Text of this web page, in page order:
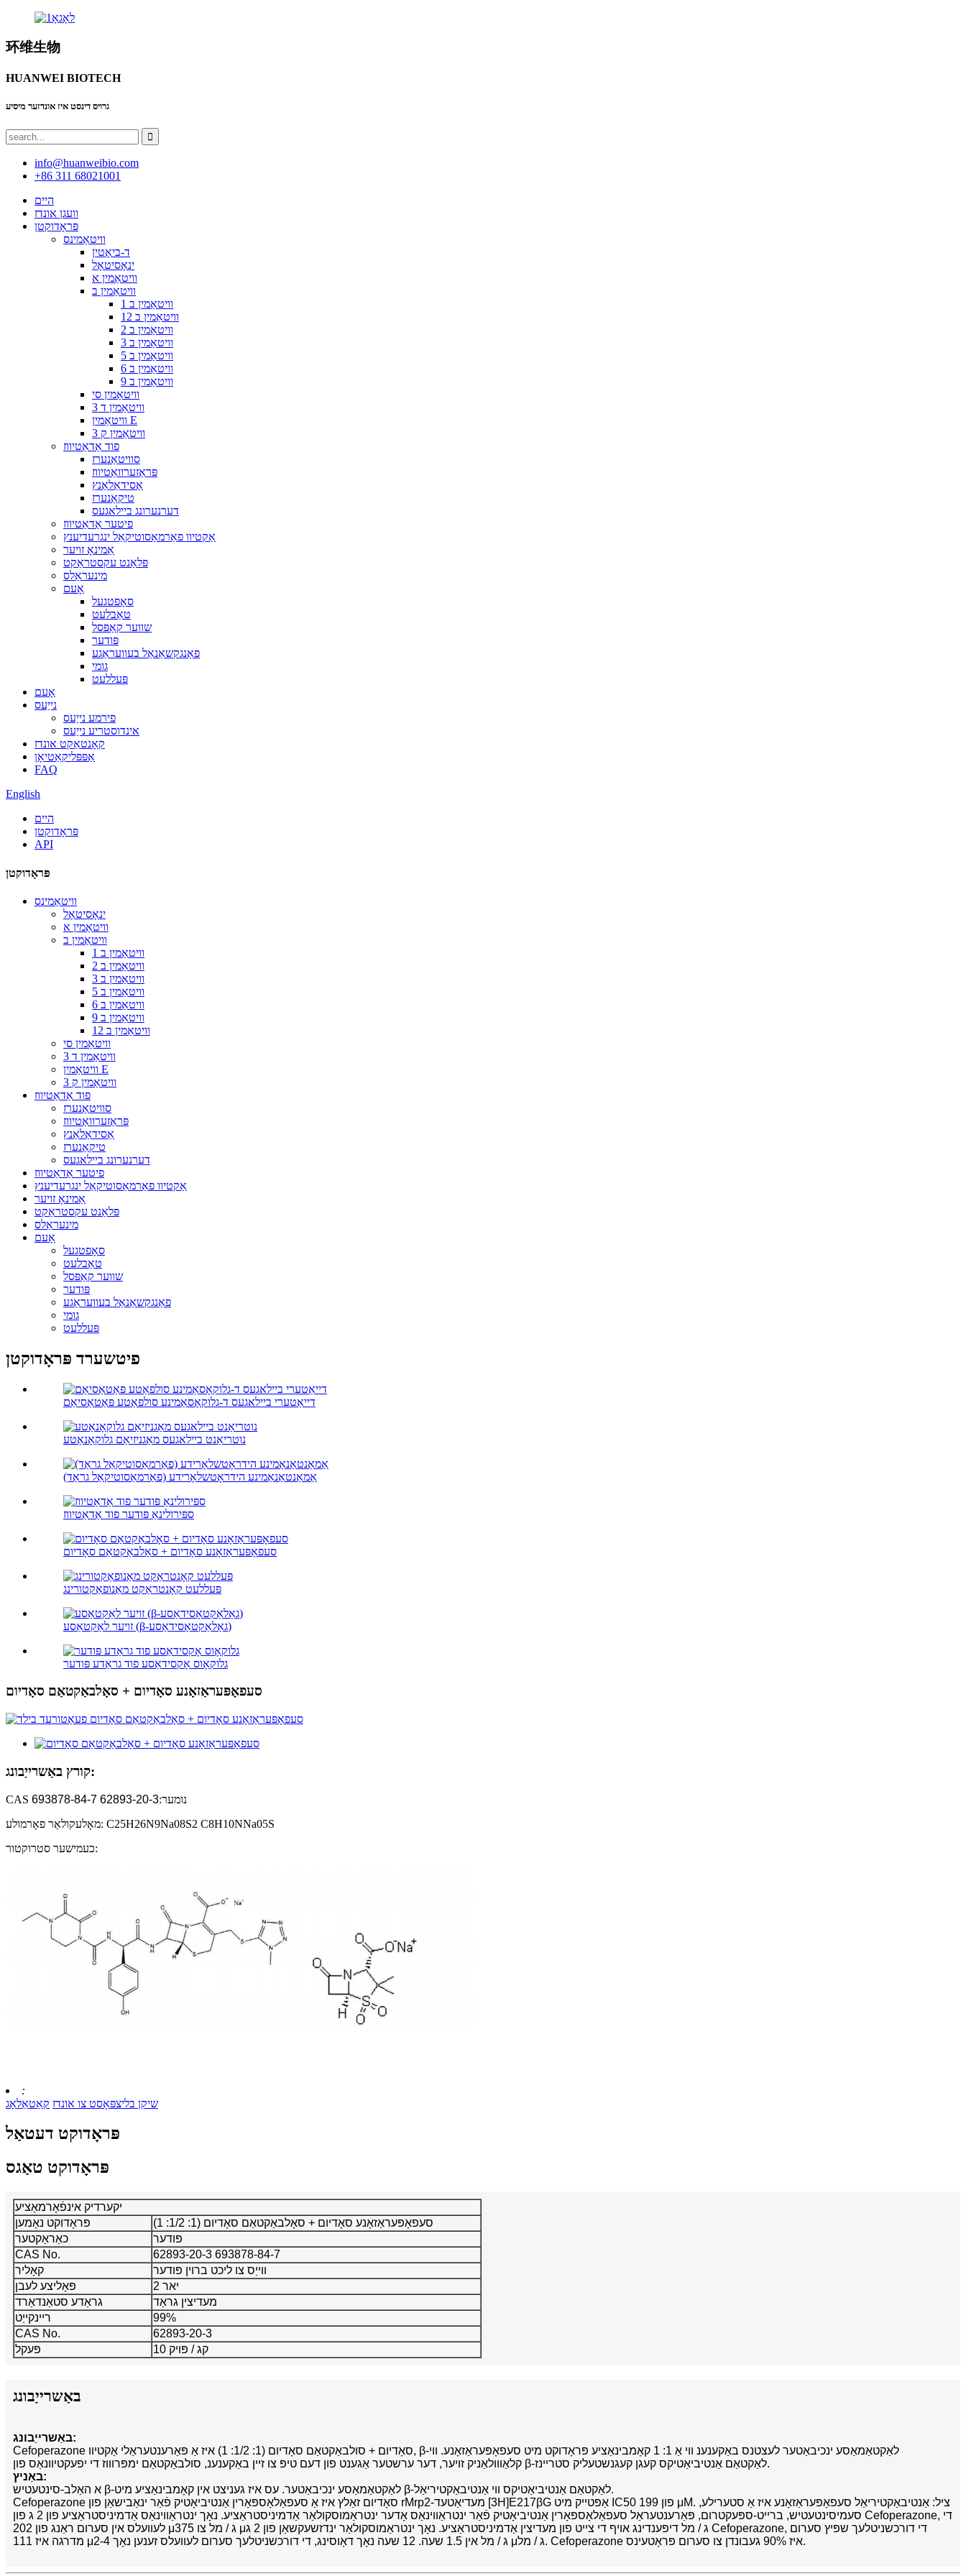
环维生物
HUANWEI BIOTECH
גרויס דינסט איז אונדזער מיסיע
info@huanweibio.com
+86 311 68021001
היים
וועגן אונדז
פּראָדוקטן
וויטאַמינס
ד-ביאָטין
ינאָסיטאָל
וויטאַמין א
וויטאַמין ב
וויטאַמין ב 1
וויטאַמין ב 12
וויטאַמין ב 2
וויטאַמין ב 3
וויטאַמין ב 5
וויטאַמין ב 6
וויטאַמין ב 9
וויטאַמין סי
וויטאַמין ד 3
וויטאַמין E
וויטאַמין ק 3
פוד אַדאַטיווז
סוויטאַנערז
פּראַזערוואַטיווז
אַסידאַלאַנץ
טיקאַנערז
דערנערונג ביילאגעס
פיטער אַדאַטיווז
אַקטיוו פאַרמאַסוטיקאַל ינגרעדיענץ
אַמינאָ זויער
פּלאַנט עקסטראַקט
מינעראַלס
אָעם
סאָפטגעל
טאַבלעט
שווער קאַפּסל
פּודער
פאַנגקשאַנאַל בעוועראַגע
גומי
פּעללעט
אָעם
נייַעס
פירמע נייַעס
אינדוסטריע נייַעס
קאָנטאַקט אונדז
אַפּפּליקאַטיאָן
FAQ
English
היים
פּראָדוקטן
API
פּראָדוקטן
וויטאַמינס
ינאָסיטאָל
וויטאַמין א
וויטאַמין ב
וויטאַמין ב 1
וויטאַמין ב 2
וויטאַמין ב 3
וויטאַמין ב 5
וויטאַמין ב 6
וויטאַמין ב 9
וויטאַמין ב 12
וויטאַמין סי
וויטאַמין ד 3
וויטאַמין E
וויטאַמין ק 3
פוד אַדאַטיווז
סוויטאַנערז
פּראַזערוואַטיווז
אַסידאַלאַנץ
טיקאַנערז
דערנערונג ביילאגעס
פיטער אַדאַטיווז
אַקטיוו פאַרמאַסוטיקאַל ינגרעדיענץ
אַמינאָ זויער
פּלאַנט עקסטראַקט
מינעראַלס
אָעם
סאָפטגעל
טאַבלעט
שווער קאַפּסל
פּודער
פאַנגקשאַנאַל בעוועראַגע
גומי
פּעללעט
פיטשערד פּראָדוקטן
דייאַטערי ביילאגעס ד-גלוקאָסאַמינע סולפאַטע פּאַטאַסיאַם
נוטריאַנט ביילאגעס מאַגניזיאַם גלוקאָנאַטע
אַמאַנטאַנאַמינע הידראָטשלאָרידע (פאַרמאַסוטיקאַל גראַד)
ספּירולינאַ פּודער פוד אַדאַטיווז
סעפאָפּעראַזאָנע סאָדיום + סאָלבאַקטאַם סאָדיום
פּעללעט קאָנטראַקט מאַנופאַקטורינג
זויער לאַקטאַסע (β-גאַלאַקטאָסידאַסע)
גלוקאָוס אָקסידאַסע פוד גראַדע פּודער
סעפאָפּעראַזאָנע סאָדיום + סאָלבאַקטאַם סאָדיום
קורץ באַשרייַבונג:
CAS נומער:62893-20-3 693878-84-7
מאָלעקולאַר פאָרמולע: C25H26N9Na08S2 C8H10NNa05S
כעמישער סטרוקטור:
:
שיקן בליצפּאָסט צו אונדז קאַטאַלאָג
פּראָדוקט דעטאַל
פּראָדוקט טאַגס
יקערדיק אינפֿאָרמאַציע
פּראָדוקט נאָמען
סעפאָפּעראַזאָנע סאָדיום + סאָלבאַקטאַם סאָדיום (1: 1/2: 1)
כאַראַקטער
פּודער
CAS No.
62893-20-3 693878-84-7
קאָליר
ווייַס צו ליכט ברוין פּודער
פּאָליצע לעבן
2 יאר
גראַדע סטאַנדאַרד
מעדיצין גראַד
ריינקייַט
99%
CAS No.
62893-20-3
פּעקל
10 קג / פּויק
באַשרייַבונג
באַשרייַבונג:
Cefoperazone סאָדיום + סולבאַקטאַם סאָדיום (1: 1/2: 1) איז אַ פּאַרענטעראַלי אַקטיוו, β-לאַקטאַמאַסע ינכיבאַטער לעצטנס באַקענענ ווי אַ 1: 1 קאָמבינאַציע פּראָדוקט מיט סעפאָפּעראַזאָנע. ווי
קלאַווולאַניק זויער, דער ערשטער אַגענט פון דעם טיפּ צו זיין באַקענענ, סולבאַקטאַם ימפּרוווז די יפעקטיוונאַס פון β-לאַקטאַם אַנטיביאַטיקס קעגן קעגנשטעליק סטריינז.
באַניץ:
א האַלב-סינטעטיש β-לאַקטאַמאַסע ינכיבאַטער. עס איז געניצט אין קאָמבינאַציע מיט β-לאַקטאַם אַנטיביאַטיקס ווי אַנטיבאַקטיריאַל.
Cefoperazone סאָדיום זאַלץ איז אַ סעפאַלאָספּאָרין אַנטיביאָטיק פֿאַר ינאַבישאַן פון rMrp2-מעדיאַטעד [3H]E217βG אַפּטייק מיט IC50 פון 199 μM. ציל: אַנטיבאַקטיריאַל סעפאָפּעראַזאָנע איז אַ סטערילע,
סעמיסינטעטיש, ברייט-ספּעקטרום, פּאַרענטעראַל סעפאַלאָספּאָרין אַנטיביאָטיק פֿאַר ינטראַווינאַס אָדער ינטראַמוסקולאַר אַדמיניסטראַציע. נאָך ינטראַווינאַס אַדמיניסטראַציע פון ​​2 ג פון Cefoperazone, די
לעוועלס אין סערום ראַנג פון 202 μג / מל צו 375 μג / מל דיפּענדינג אויף די צייט פון מעדיצין אַדמיניסטראַציע. נאָך ינטראַמוסקולאַר ינדזשעקשאַן פון 2 ג Cefoperazone, די דורכשניטלעך שפּיץ סערום
מדרגה איז 111 μג / מל אין 1.5 שעה. 12 שעה נאָך דאָוסינג, די דורכשניטלעך סערום לעוועלס זענען נאָך 2-4 μג / מל. Cefoperazone איז 90% געבונדן צו סערום פּראָטעינס.